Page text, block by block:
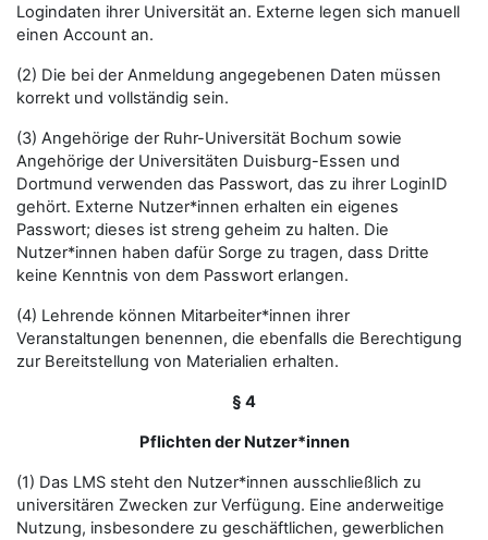
Logindaten ihrer Universität an. Externe legen sich manuell
einen Account an.
(2) Die bei der Anmeldung angegebenen Daten müssen
korrekt und vollständig sein.
(3) Angehörige der Ruhr-Universität Bochum sowie
Angehörige der Universitäten Duisburg-Essen und
Dortmund verwenden das Passwort, das zu ihrer LoginID
gehört. Externe Nutzer*innen erhalten ein eigenes
Passwort; dieses ist streng geheim zu halten. Die
Nutzer*innen haben dafür Sorge zu tragen, dass Dritte
keine Kenntnis von dem Passwort erlangen.
(4) Lehrende können Mitarbeiter*innen ihrer
Veranstaltungen benennen, die ebenfalls die Berechtigung
zur Bereitstellung von Materialien erhalten.
§ 4
Pflichten der Nutzer*innen
(1) Das LMS steht den Nutzer*innen ausschließlich zu
universitären Zwecken zur Verfügung. Eine anderweitige
Nutzung, insbesondere zu geschäftlichen, gewerblichen